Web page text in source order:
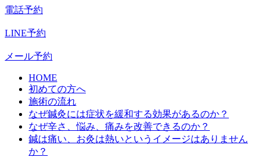
電話予約
LINE予約
メール予約
HOME
初めての方へ
施術の流れ
なぜ鍼灸には症状を緩和する効果があるのか？
なぜ辛さ、悩み、痛みを改善できるのか？
鍼は痛い、お灸は熱いというイメージはありません
か？